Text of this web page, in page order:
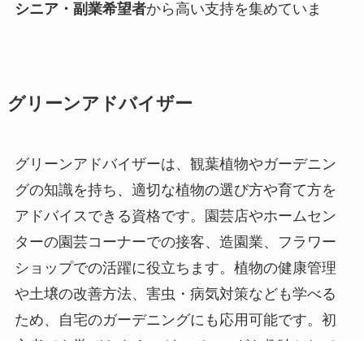
シニア・副業希望者から高い支持を集めていま
グリーンアドバイザー
グリーンアドバイザーは、観葉植物やガーデニン
グの知識を持ち、適切な植物の選び方や育て方を
アドバイスできる資格です。園芸店やホームセン
ターの園芸コーナーでの接客、造園業、フラワー
ショップでの活躍に役立ちます。植物の健康管理
や土壌の改善方法、害虫・病気対策なども学べる
ため、自宅のガーデニングにも応用可能です。初